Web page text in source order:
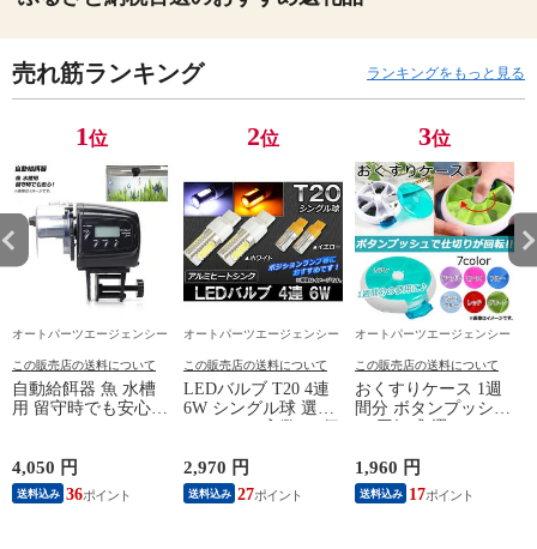
売れ筋ランキング ランキングをもっと見る
1位
オートパーツエージェンシー
この販売店の送料について
自動給餌器 魚 水槽
用 留守時でも安心！
4,050 円
送料込み 36
2位
オートパーツエージェンシー
この販売店の送料について
LEDバルブ T20 4連
6W シングル球 選べ
2,970 円
送料込み 27
3位
オートパーツエージェンシー
この販売店の送料について
おくすりケース 1週
間分 ボタンプッシ
1,960 円
送料込み 17